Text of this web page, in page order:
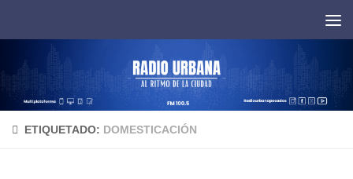
ETIQUETADO: DOMESTICACIÓN